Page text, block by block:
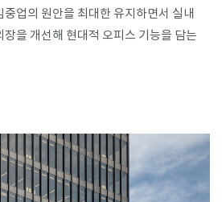
업의 원안을 최대한 유지하면서 실내
을 개선해 현대적 오피스 기능을 담는